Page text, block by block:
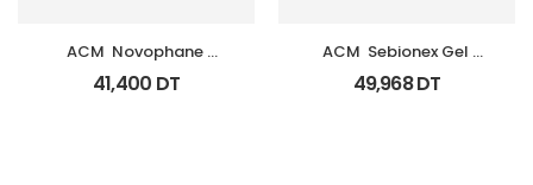
ACM  Novophane
Shampooing Energisant
Fl 200Ml
41,400 DT
ACM  Sebionex Gel
Nettoyant Purifiant Fl
200Ml
49,968DT